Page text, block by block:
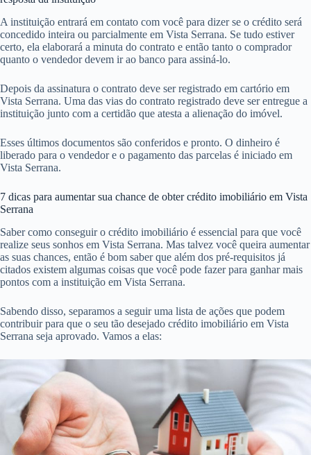
A instituição entrará em contato com você para dizer se o crédito será
concedido inteira ou parcialmente em Vista Serrana. Se tudo estiver
certo, ela elaborará a minuta do contrato e então tanto o comprador
quanto o vendedor devem ir ao banco para assiná-lo.
Depois da assinatura o contrato deve ser registrado em cartório em
Vista Serrana. Uma das vias do contrato registrado deve ser entregue a
instituição junto com a certidão que atesta a alienação do imóvel.
Esses últimos documentos são conferidos e pronto. O dinheiro é
liberado para o vendedor e o pagamento das parcelas é iniciado em
Vista Serrana.
7 dicas para aumentar sua chance de obter crédito imobiliário em Vista
Serrana
Saber como conseguir o crédito imobiliário é essencial para que você
realize seus sonhos em Vista Serrana. Mas talvez você queira aumentar
as suas chances, então é bom saber que além dos pré-requisitos já
citados existem algumas coisas que você pode fazer para ganhar mais
pontos com a instituição em Vista Serrana.
Sabendo disso, separamos a seguir uma lista de ações que podem
contribuir para que o seu tão desejado crédito imobiliário em Vista
Serrana seja aprovado. Vamos a elas: